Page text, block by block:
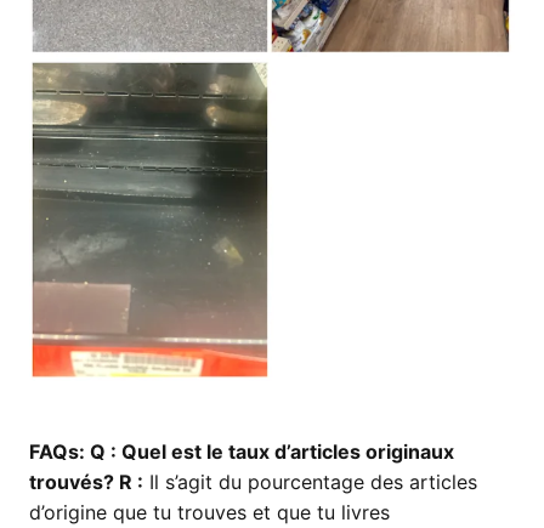
FAQs: Q : Quel est le taux d’articles originaux
trouvés? R : Il s’agit du pourcentage des articles
d’origine que tu trouves et que tu livres